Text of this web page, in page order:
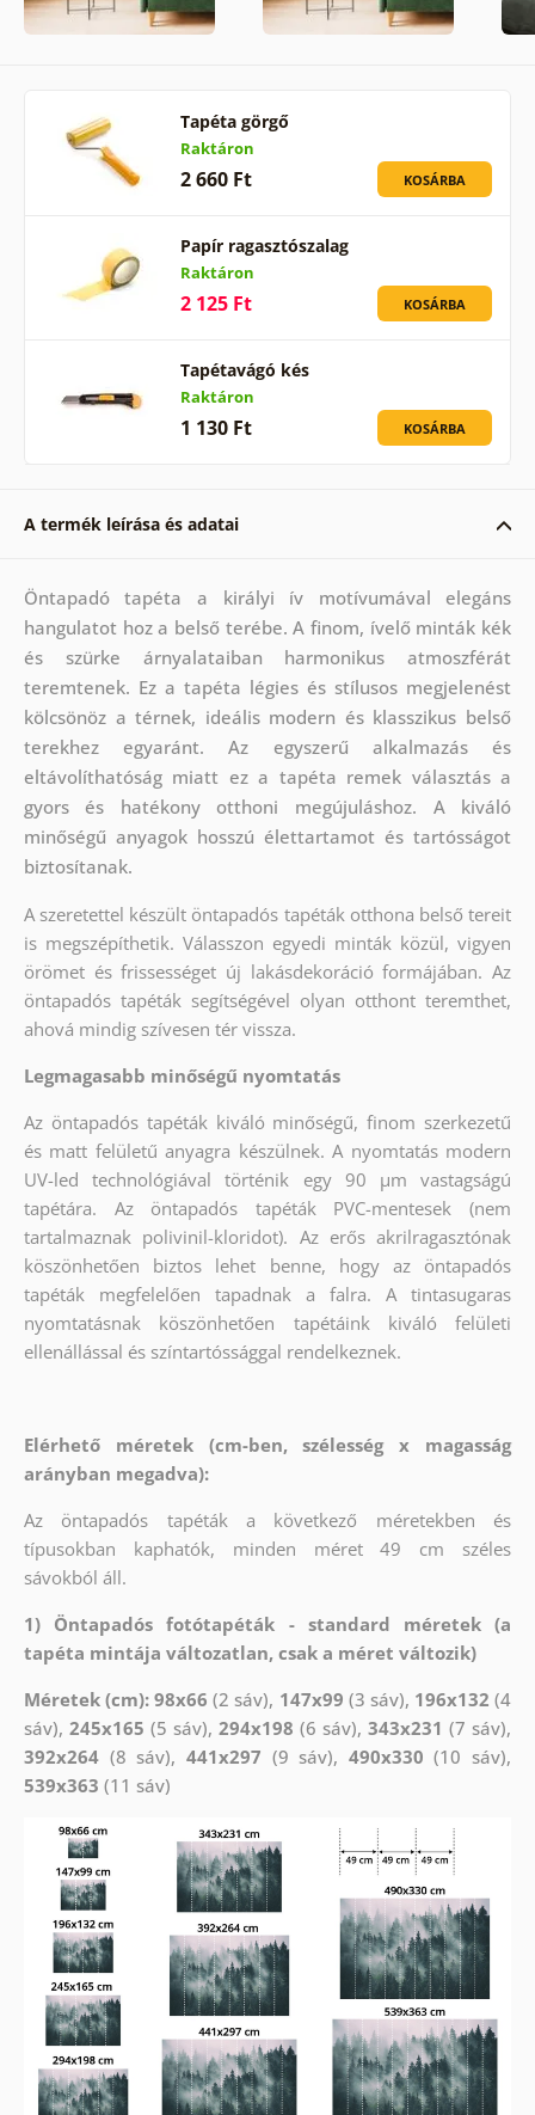
Tapéta görgő
Raktáron
2 660 Ft KOSÁRBA
Papír ragasztószalag
Raktáron
2 125 Ft KOSÁRBA
Tapétavágó kés
Raktáron
1 130 Ft KOSÁRBA
A termék leírása és adatai
Öntapadó tapéta a királyi ív motívumával elegáns
hangulatot hoz a belső terébe. A finom, ívelő minták kék
és szürke árnyalataiban harmonikus atmoszférát
teremtenek. Ez a tapéta légies és stílusos megjelenést
kölcsönöz a térnek, ideális modern és klasszikus belső
terekhez egyaránt. Az egyszerű alkalmazás és
eltávolíthatóság miatt ez a tapéta remek választás a
gyors és hatékony otthoni megújuláshoz. A kiváló
minőségű anyagok hosszú élettartamot és tartósságot
biztosítanak.
A szeretettel készült öntapadós tapéták otthona belső tereit
is megszépíthetik. Válasszon egyedi minták közül, vigyen
örömet és frissességet új lakásdekoráció formájában. Az
öntapadós tapéták segítségével olyan otthont teremthet,
ahová mindig szívesen tér vissza.
Legmagasabb minőségű nyomtatás
Az öntapadós tapéták kiváló minőségű, finom szerkezetű
és matt felületű anyagra készülnek. A nyomtatás modern
UV-led technológiával történik egy 90 µm vastagságú
tapétára. Az öntapadós tapéták PVC-mentesek (nem
tartalmaznak polivinil-kloridot). Az erős akrilragasztónak
köszönhetően biztos lehet benne, hogy az öntapadós
tapéták megfelelően tapadnak a falra. A tintasugaras
nyomtatásnak köszönhetően tapétáink kiváló felületi
ellenállással és színtartóssággal rendelkeznek.
Elérhető méretek (cm-ben, szélesség x magasság
arányban megadva):
Az öntapadós tapéták a következő méretekben és
típusokban kaphatók, minden méret 49 cm széles
sávokból áll.
1) Öntapadós fotótapéták - standard méretek (a
tapéta mintája változatlan, csak a méret változik)
Méretek (cm): 98x66 (2 sáv), 147x99 (3 sáv), 196x132 (4
sáv), 245x165 (5 sáv),294x198 (6 sáv),343x231 (7 sáv),
392x264(8 sáv), 441x297 (9 sáv), 490x330 (10 sáv),
539x363 (11 sáv)